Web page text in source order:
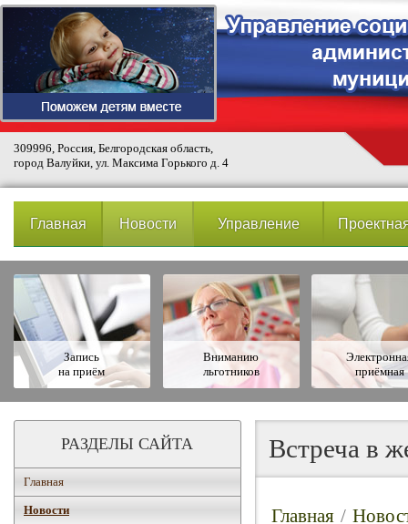
309996, Россия, Белгородская область,
город Валуйки, ул. Максима Горького д. 4
Главная Новости Управление
Запись
на приём
Вниманию
льготников
приёмная
РАЗДЕЛЫ САЙТА
Главная
Новости
Встреча в
Главная /